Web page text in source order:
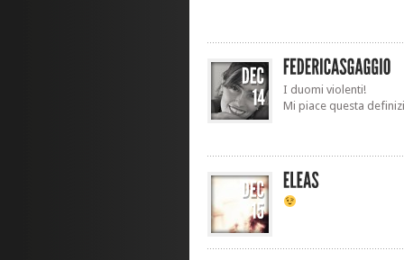
I duomi violenti!
Mi piace questa